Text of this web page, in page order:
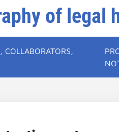
of legal
COLLABORATORS,